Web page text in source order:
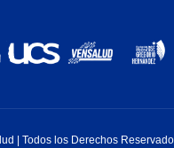
| Todos los Derechos